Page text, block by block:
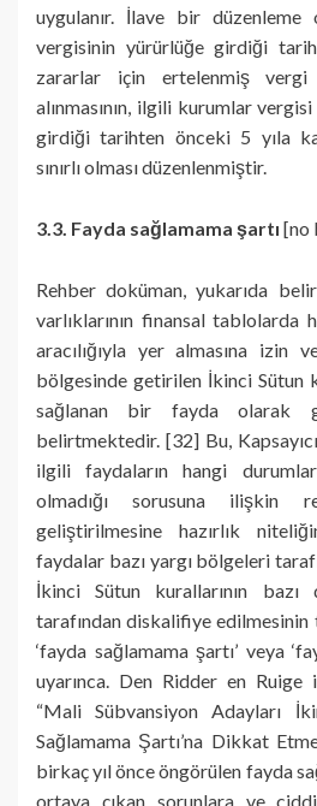
uygulanır. İlave bir
vergisinin yürürlüğe girdiği
zararlar için ertelenmiş vergi
alınmasının, ilgili kurumlar
girdiği tarihten önceki 5 yıla
sınırlı olması düzenlenmiştir.
3.3. Fayda sağlamama şartı [no
Rehber doküman, yukarıda
varlıklarının finansal tablolarda
aracılığıyla yer almasına izin
bölgesinde getirilen İkinci Sütun
sağlanan bir fayda olarak
belirtmektedir. [32] Bu,
ilgili faydaların hangi
olmadığı sorusuna ilişkin
geliştirilmesine hazırlık
faydalar bazı yargı bölgeleri
İkinci Sütun kurallarının
tarafından diskalifiye
‘fayda sağlamama şartı’ veya
uyarınca. Den Ridder en
“Mali Sübvansiyon Adayları
Sağlamama Şartı’na Dikkat
birkaç yıl önce öngörülen fayda
ortaya çıkan sorunlara ve